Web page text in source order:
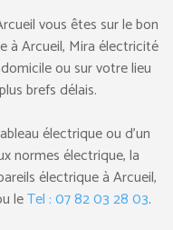
vous êtes sur le bon
à Arcueil, Mira électricité
ou sur votre lieu
brefs délais.
électrique ou d’un
normes électrique, la
électrique à Arcueil,
leTel : 07 82 03 28 03.